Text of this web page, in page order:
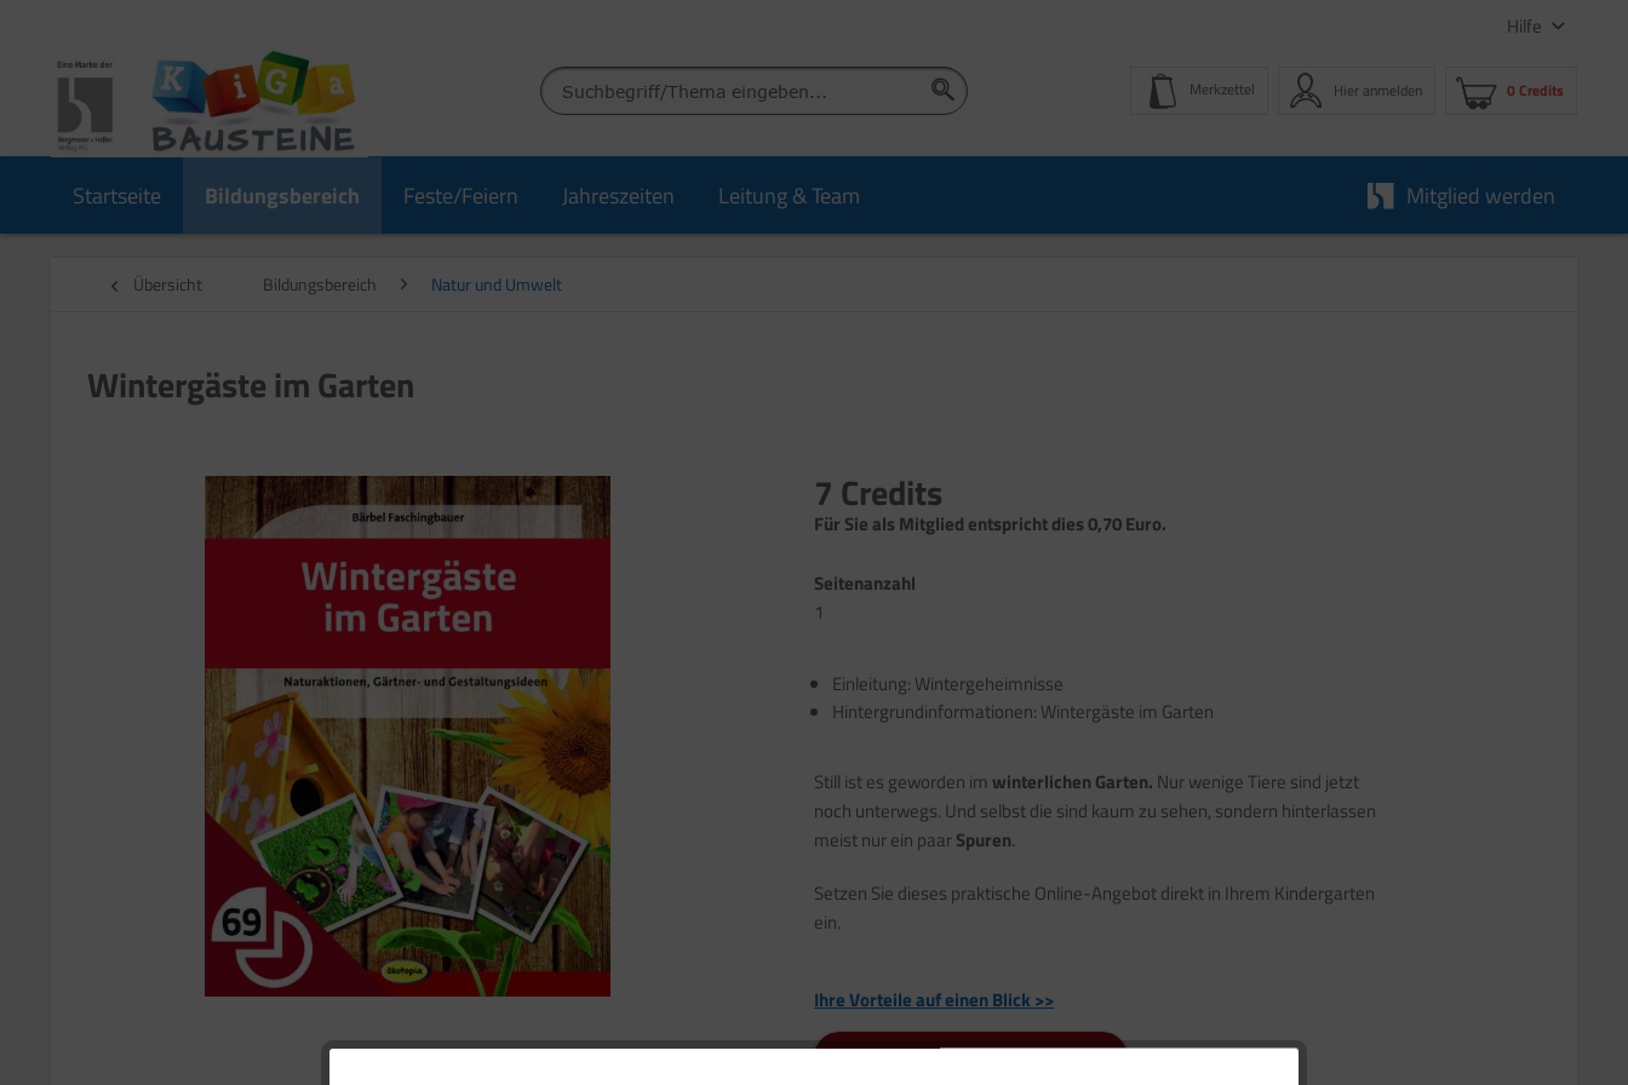
Hilfe
Merkzettel Hier anmelden 0 Credits
Startseite Bildungsbereich Feste/Feiern Jahreszeiten Leitung & Team Mitglied werden
Übersicht Bildungsbereich Natur und Umwelt
Wintergäste im Garten
7 Credits
Für Sie als Mitglied entspricht dies 0,70 Euro.
Seitenanzahl
1
Einleitung: Wintergeheimnisse
Hintergrundinformationen: Wintergäste im Garten
Still ist es geworden im winterlichen Garten. Nur wenige Tiere sind jetzt
noch unterwegs. Und selbst die sind kaum zu sehen, sondern hinterlassen
meist nur ein paarSpuren.
Setzen Sie dieses praktische Online-Angebot direkt in Ihrem Kindergarten
ein.
Ihre Vorteile auf einen Blick >>
Zum Download